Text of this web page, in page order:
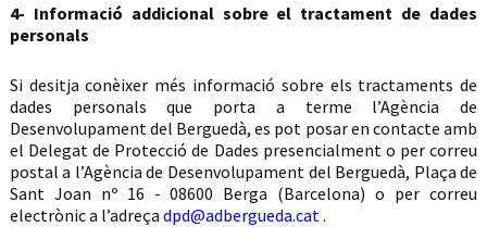
4- Informació addicional sobre el tractament de dades
personals
Si desitja conèixer més informació sobre els tractaments de
dades personals que porta a terme l’Agència de
Desenvolupament del Berguedà, es pot posar en contacte amb
el Delegat de Protecció de Dades presencialment o per correu
postal a l’Agència de Desenvolupament del Berguedà, Plaça de
Sant Joan nº 16 - 08600 Berga (Barcelona) o per correu
electrònic a l’adreça dpd@adbergueda.cat .